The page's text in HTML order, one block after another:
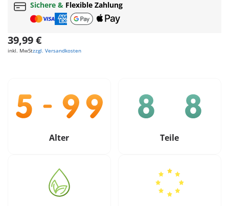
Sichere & Flexible Zahlung
39,99 €
inkl. MwStzzgl. Versandkosten
Alter Teile